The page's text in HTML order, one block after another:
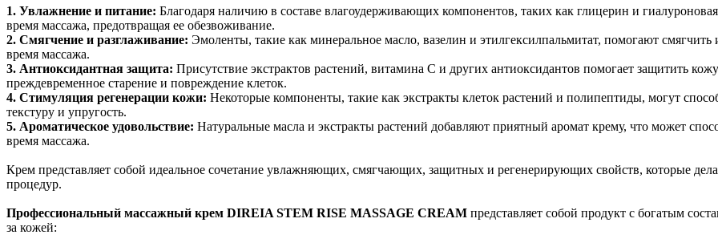
1. Увлажнение и питание: Благодаря наличию в составе влагоудерживающих компонентов, таких как глицерин и
время массажа, предотвращая ее обезвоживание.
2. Смягчение и разглаживание: Эмоленты, такие как минеральное масло, вазелин и этилгексилпальмитат, помогают
время массажа.
3. Антиоксидантная защита: Присутствие экстрактов растений, витамина С и других антиоксидантов помогает защитить
преждевременное старение и повреждение клеток.
4. Стимуляция регенерации кожи: Некоторые компоненты, такие как экстракты клеток растений и полипептиды, могут
текстуру и упругость.
5. Ароматическое удовольствие: Натуральные масла и экстракты растений добавляют приятный аромат крему, что может
время массажа.
Крем представляет собой идеальное сочетание увлажняющих, смягчающих, защитных и регенерирующих свойств, которые
процедур.
Профессиональный массажный крем DIREIA STEM RISE MASSAGE CREAM представляет собой продукт с богатым
за кожей: